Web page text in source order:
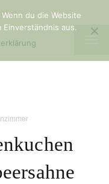
du die Website
aus.